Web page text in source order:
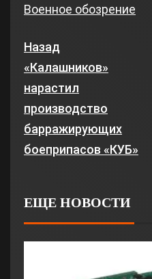
Военное обозрение
Назад
«Калашников»
нарастил
производство
барражирующих
боеприпасов «КУБ»
ЕЩЕ НОВОСТИ